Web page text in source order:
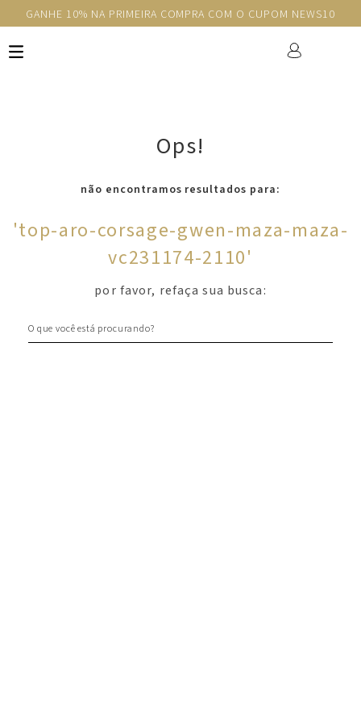
GANHE 10% NA PRIMEIRA COMPRA COM O CUPOM NEWS10
Ops!
não encontramos resultados para:
'top-aro-corsage-gwen-maza-maza-
vc231174-2110'
por favor, refaça sua busca: